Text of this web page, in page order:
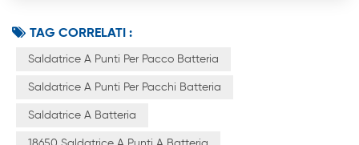
TAG CORRELATI :
Saldatrice A Punti Per Pacco Batteria
Saldatrice A Punti Per Pacchi Batteria
Saldatrice A Batteria